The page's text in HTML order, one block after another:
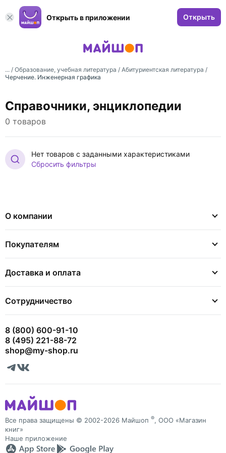
Открыть в приложении Открыть
... / Образование, учебная литература / Абитуриентская литература /
Черчение. Инженерная графика
Справочники, энциклопедии
0 товаров
Нет товаров с заданными характеристиками
Сбросить фильтры
О компании
Покупателям
Доставка и оплата
Сотрудничество
8 (800) 600-91-10
8 (495) 221-88-72
shop@my-shop.ru
Все права защищены © 2002-2026 Майшоп ®, ООО «Магазин
книг»
Наше приложение